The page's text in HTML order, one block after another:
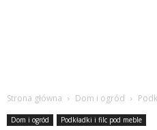
Strona główna Dom i ogród
Dom i ogród Podkładki i filc pod meble